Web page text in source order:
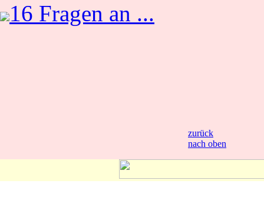
16 Fragen an ...
zurück
nach oben